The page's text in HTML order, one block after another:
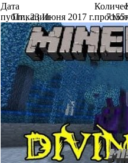
Дата
публикации
Пт., 23 Июня 2017 г. 7155